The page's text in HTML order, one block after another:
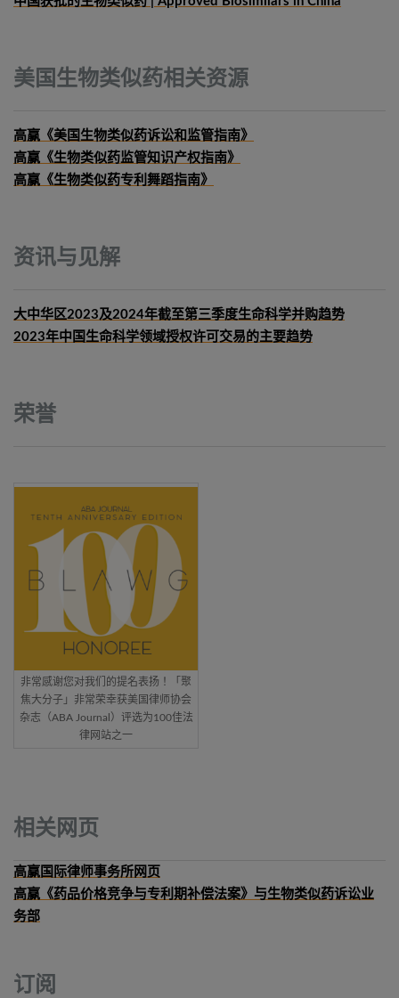
美国生物类似药相关资源
高赢《美国生物类似药诉讼和监管指南》
高赢《生物类似药监管知识产权指南》
高赢《生物类似药专利舞蹈指南》
资讯与见解
大中华区2023及2024年截至第三季度生命科学并购趋势
2023年中国生命科学领域授权许可交易的主要趋势
荣誉
非常感谢您对我们的提名表扬！「聚
焦大分子」非常荣幸获美国律师协会
杂志（ABA Journal）评选为100佳法
律网站之一
相关网页
高赢国际律师事务所网页
高赢《药品价格竞争与专利期补偿法案》与生物类似药诉讼业
务部
订阅